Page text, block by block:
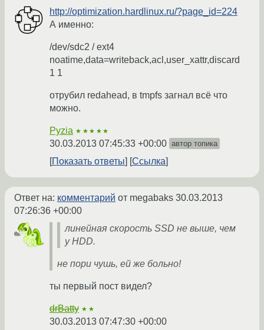
http://optimization.hardlinux.ru/?page_id=224
А именно:
/dev/sdс2 / ext4
noatime,data=writeback,acl,user_xattr,discard
1 1
отрубил redahead, в tmpfs загнал всё что
можно.
Pyzia ★★★★★
30.03.2013 07:45:33 +00:00 автор топика
Показать ответы Ссылка
Ответ на: комментарий от megabaks 30.03.2013
07:26:36 +00:00
линейная скорость SSD не выше, чем
у HDD.
не пори чушь, ей же больно!
ты первый пост видел?
drBatty ★★
30.03.2013 07:47:30 +00:00